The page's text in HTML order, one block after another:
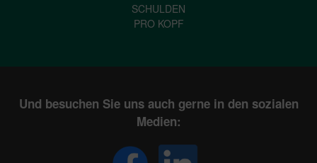
SCHULDEN
PRO KOPF
Und besuchen Sie uns auch gerne in den sozialen
Medien: